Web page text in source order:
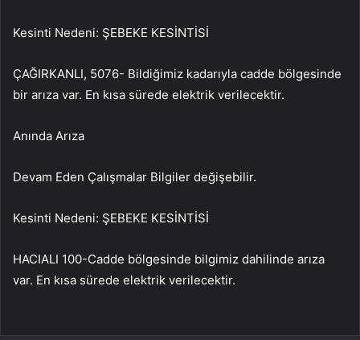
Kesinti Nedeni: ŞEBEKE KESİNTİSİ
ÇAĞIRKANLI, 5076- Bildiğimiz kadarıyla cadde bölgesinde
bir arıza var. En kısa sürede elektrik verilecektir.
Anında Arıza
Devam Eden Çalışmalar Bilgiler değişebilir.
Kesinti Nedeni: ŞEBEKE KESİNTİSİ
HACIALI 100-Cadde bölgesinde bilgimiz dahilinde arıza
var. En kısa sürede elektrik verilecektir.